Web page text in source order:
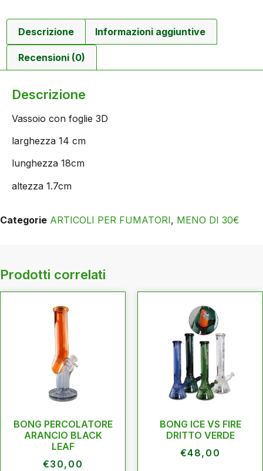
Descrizione Informazioni aggiuntive
Recensioni (0)
Descrizione
Vassoio con foglie 3D
larghezza 14 cm
lunghezza 18cm
altezza 1.7cm
Categorie ARTICOLI PER FUMATORI, MENO DI 30€
Prodotti correlati
BONG PERCOLATORE
ARANCIO BLACK
LEAF
€30,00
BONG ICE VS FIRE
DRITTO VERDE
€48,00